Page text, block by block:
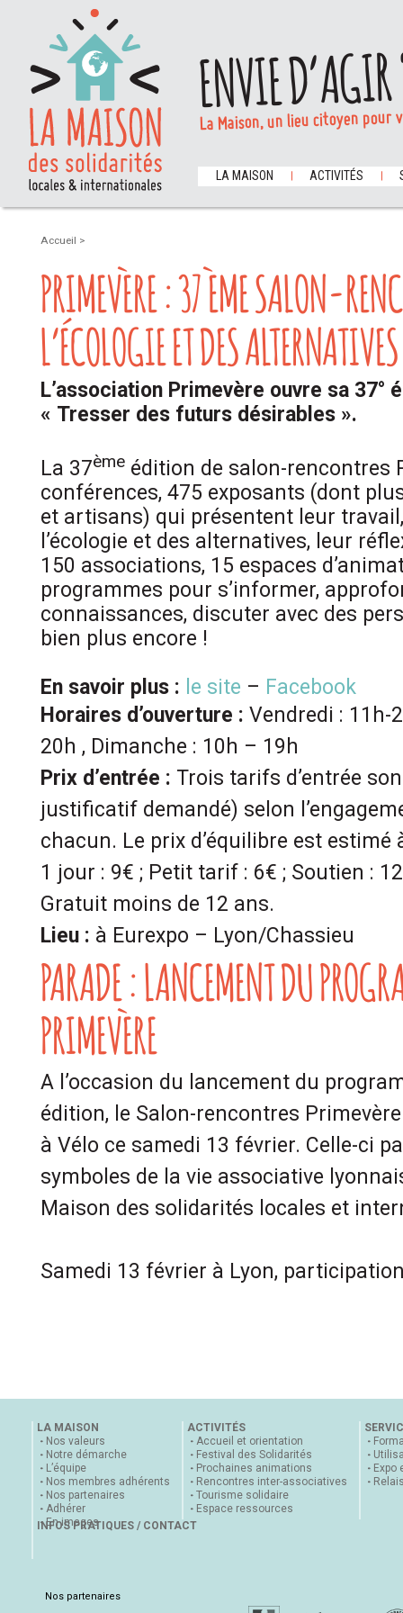
ENVIE
La Maison, un lieu citoyen
LA MAISON ACTIVITÉS
Accueil >
PRIMEVÈRE : 37 ÈME SALON-
L’ÉCOLOGIE ET DES ALTERNATIVES
L’association Primevère ouvre sa 37°
« Tresser des futurs désirables ».
La 37ème édition de salon-rencontres
conférences, 475 exposants (dont
et artisans) qui présentent leur
l’écologie et des alternatives, leur
150 associations, 15 espaces
programmes pour s’informer,
connaissances, discuter avec des
bien plus encore !
En savoir plus : le site – Facebook
Horaires d’ouverture : Vendredi : 11h-
20h , Dimanche : 10h – 19h
Prix d’entrée : Trois tarifs d’entrée
justificatif demandé) selon
chacun. Le prix d’équilibre est estimé
1 jour : 9€ ; Petit tarif : 6€ ; Soutien : 12
Gratuit moins de 12 ans.
Lieu : à Eurexpo – Lyon/Chassieu
PARADE : LANCEMENT DU
PRIMEVÈRE
A l’occasion du lancement du
édition, le Salon-rencontres
à Vélo ce samedi 13 février. Celle-ci
symboles de la vie associative
Maison des solidarités locales et
Samedi 13 février à Lyon,
LA MAISON
Nos valeurs
Notre démarche
L’équipe
Nos membres adhérents
Nos partenaires
Adhérer
En images
ACTIVITÉS
Accueil et orientation
Festival des Solidarités
Prochaines animations
Rencontres inter-associatives
Tourisme solidaire
Espace ressources
Expo
INFOS PRATIQUES / CONTACT
Nos partenaires